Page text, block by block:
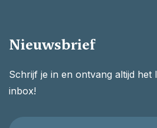
Nieuwsbrief
Schrijf je in en ontvang altijd het
inbox!